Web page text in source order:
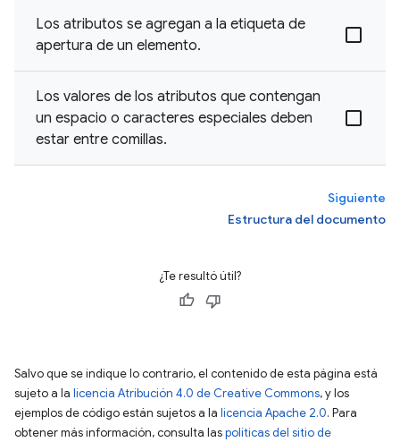
Los atributos se agregan a la etiqueta de
apertura de un elemento.
Los valores de los atributos que contengan
un espacio o caracteres especiales deben
estar entre comillas.
Siguiente
Estructura del documento
¿Te resultó útil?
Salvo que se indique lo contrario, el contenido de esta página está
sujeto a la licencia Atribución 4.0 de Creative Commons, y los
ejemplos de código están sujetos a la licencia Apache 2.0. Para
obtener más información, consulta laspolíticas del sitio de